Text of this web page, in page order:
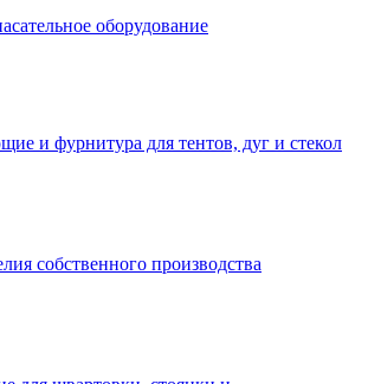
оборудование
и фурнитура для тентов, дуг и стекол
собственного производства